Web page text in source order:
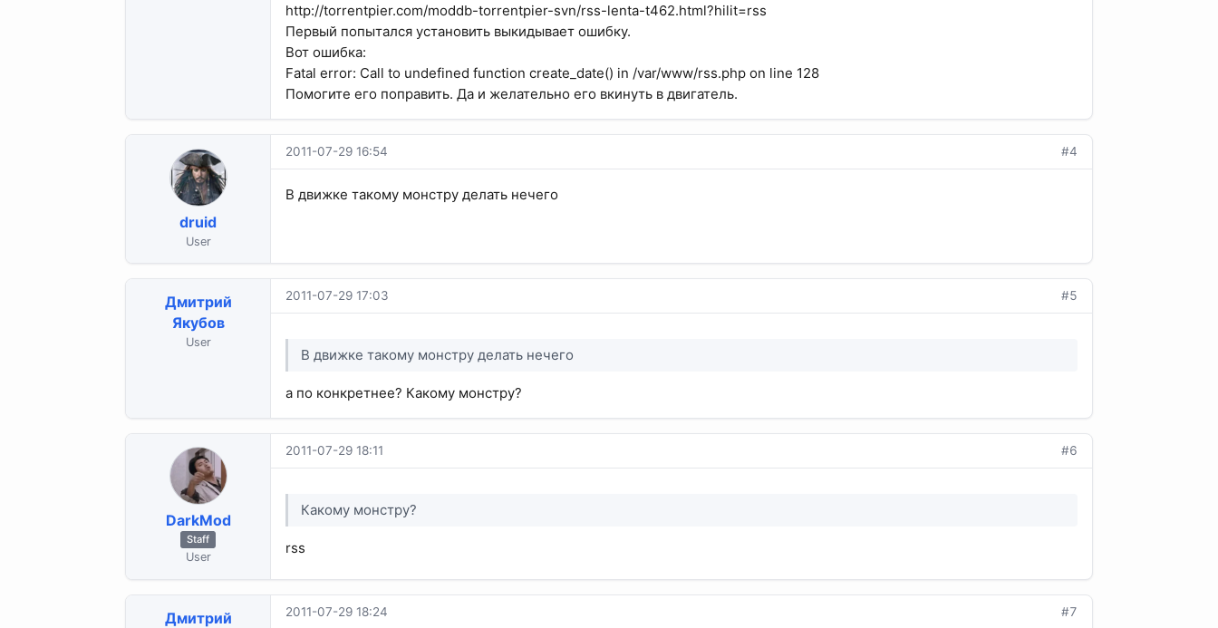
http://torrentpier.com/moddb-torrentpier-svn/rss-lenta-t462.html?hilit=rss
Первый попытался установить выкидывает ошибку.
Вот ошибка:
Fatal error: Call to undefined function create_date() in /var/www/rss.php on line 128
Помогите его поправить. Да и желательно его вкинуть в двигатель.
druid
User
2011-07-29 16:54 #4
В движке такому монстру делать нечего
Дмитрий
Якубов
User
2011-07-29 17:03 #5
В движке такому монстру делать нечего
а по конкретнее? Какому монстру?
DarkMod
Staff
User
2011-07-29 18:11 #6
Какому монстру?
rss
Дмитрий
2011-07-29 18:24 #7